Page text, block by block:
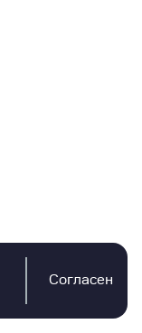
Согласен